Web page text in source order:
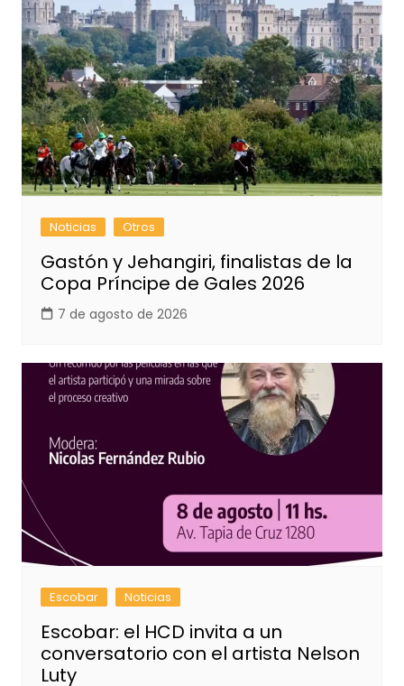
Noticias Otros
Gastón y Jehangiri, finalistas de la
Copa Príncipe de Gales 2026
7 de agosto de 2026
Escobar Noticias
Escobar: el HCD invita a un
conversatorio con el artista Nelson
Luty